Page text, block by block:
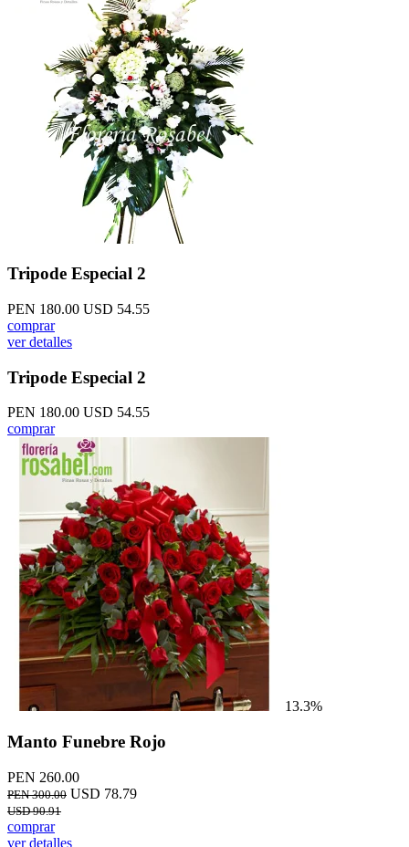
Tripode Especial 2
PEN 180.00 USD 54.55
comprar
ver detalles
Tripode Especial 2
PEN 180.00 USD 54.55
comprar
13.3%
Manto Funebre Rojo
PEN 260.00
PEN 300.00 USD 78.79
USD 90.91
comprar
ver detalles